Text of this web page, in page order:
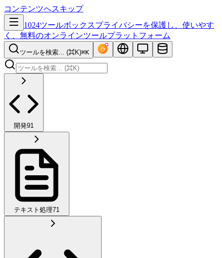
コンテンツへスキップ
1024ツールボックスプライバシーを保護し、使いやす
く、無料のオンラインツールプラットフォーム
ツールを検索... (⌘K)⌘K
開発91
テキスト処理71